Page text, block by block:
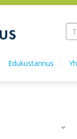
Edukustannus